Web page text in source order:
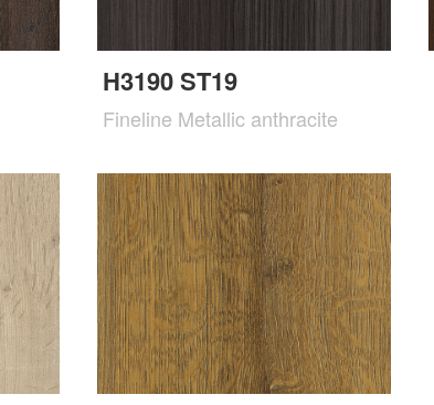
H3190 ST19
Fineline Metallic anthracite